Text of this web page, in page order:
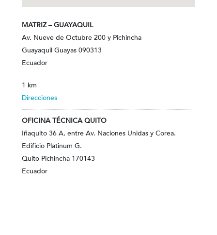
MATRIZ – GUAYAQUIL
Av. Nueve de Octubre 200 y Pichincha
Guayaquil Guayas 090313
Ecuador
1 km
Direcciones
OFICINA TÉCNICA QUITO
Iñaquito 36 A, entre Av. Naciones Unidas y Corea.
Edificio Platinum G.
Quito Pichincha 170143
Ecuador